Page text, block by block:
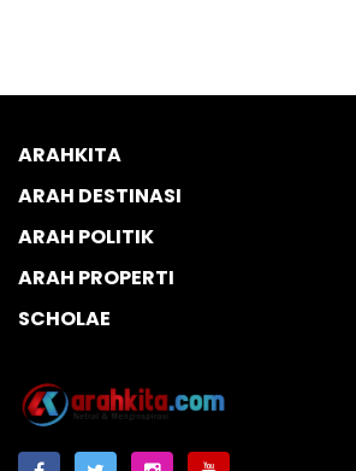
ARAHKITA
ARAH DESTINASI
ARAH POLITIK
ARAH PROPERTI
SCHOLAE